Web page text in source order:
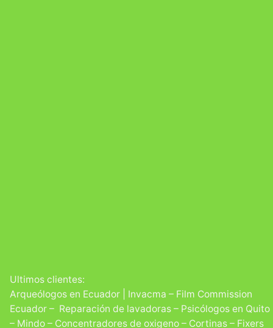
Ultimos clientes:
Arqueólogos en Ecuador | Invacma – Film Commission
Ecuador – Reparación de lavadoras – Psicólogos en Quito
– Mindo – Concentradores de oxigeno – Cortinas – Fixers